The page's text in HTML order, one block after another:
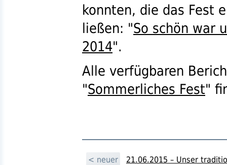
konnten, die das Fest
ließen: "So schön war
2014".
Alle verfügbaren
"Sommerliches Fest"
< neuer
21.06.2015 – Unser